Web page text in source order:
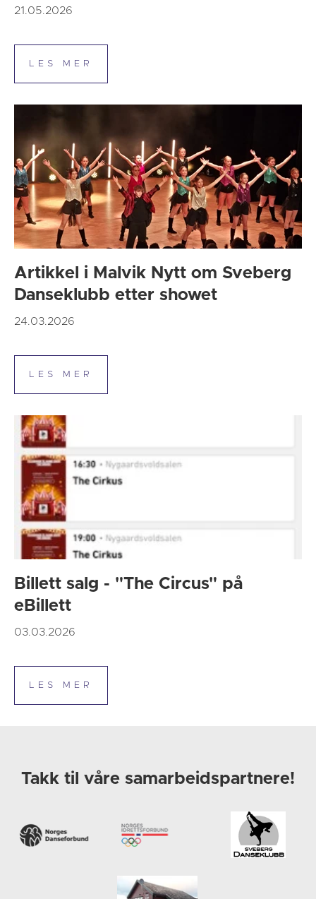
21.05.2026
Artikkel i Malvik Nytt om Sveberg
Danseklubb etter showet
24.03.2026
Billett salg - "The Circus" på
eBillett
03.03.2026
Takk til våre samarbeidspartnere!